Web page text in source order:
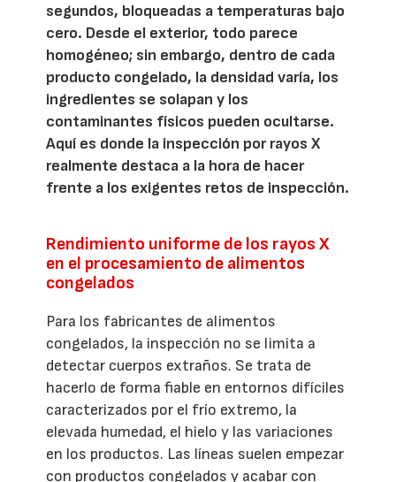
segundos, bloqueadas a temperaturas bajo
cero. Desde el exterior, todo parece
homogéneo; sin embargo, dentro de cada
producto congelado, la densidad varía, los
ingredientes se solapan y los
contaminantes físicos pueden ocultarse.
Aquí es donde la inspección por rayos X
realmente destaca a la hora de hacer
frente a los exigentes retos de inspección.
Rendimiento uniforme de los rayos X
en el procesamiento de alimentos
congelados
Para los fabricantes de alimentos
congelados, la inspección no se limita a
detectar cuerpos extraños. Se trata de
hacerlo de forma fiable en entornos difíciles
caracterizados por el frío extremo, la
elevada humedad, el hielo y las variaciones
en los productos. Las líneas suelen empezar
con productos congelados y acabar con